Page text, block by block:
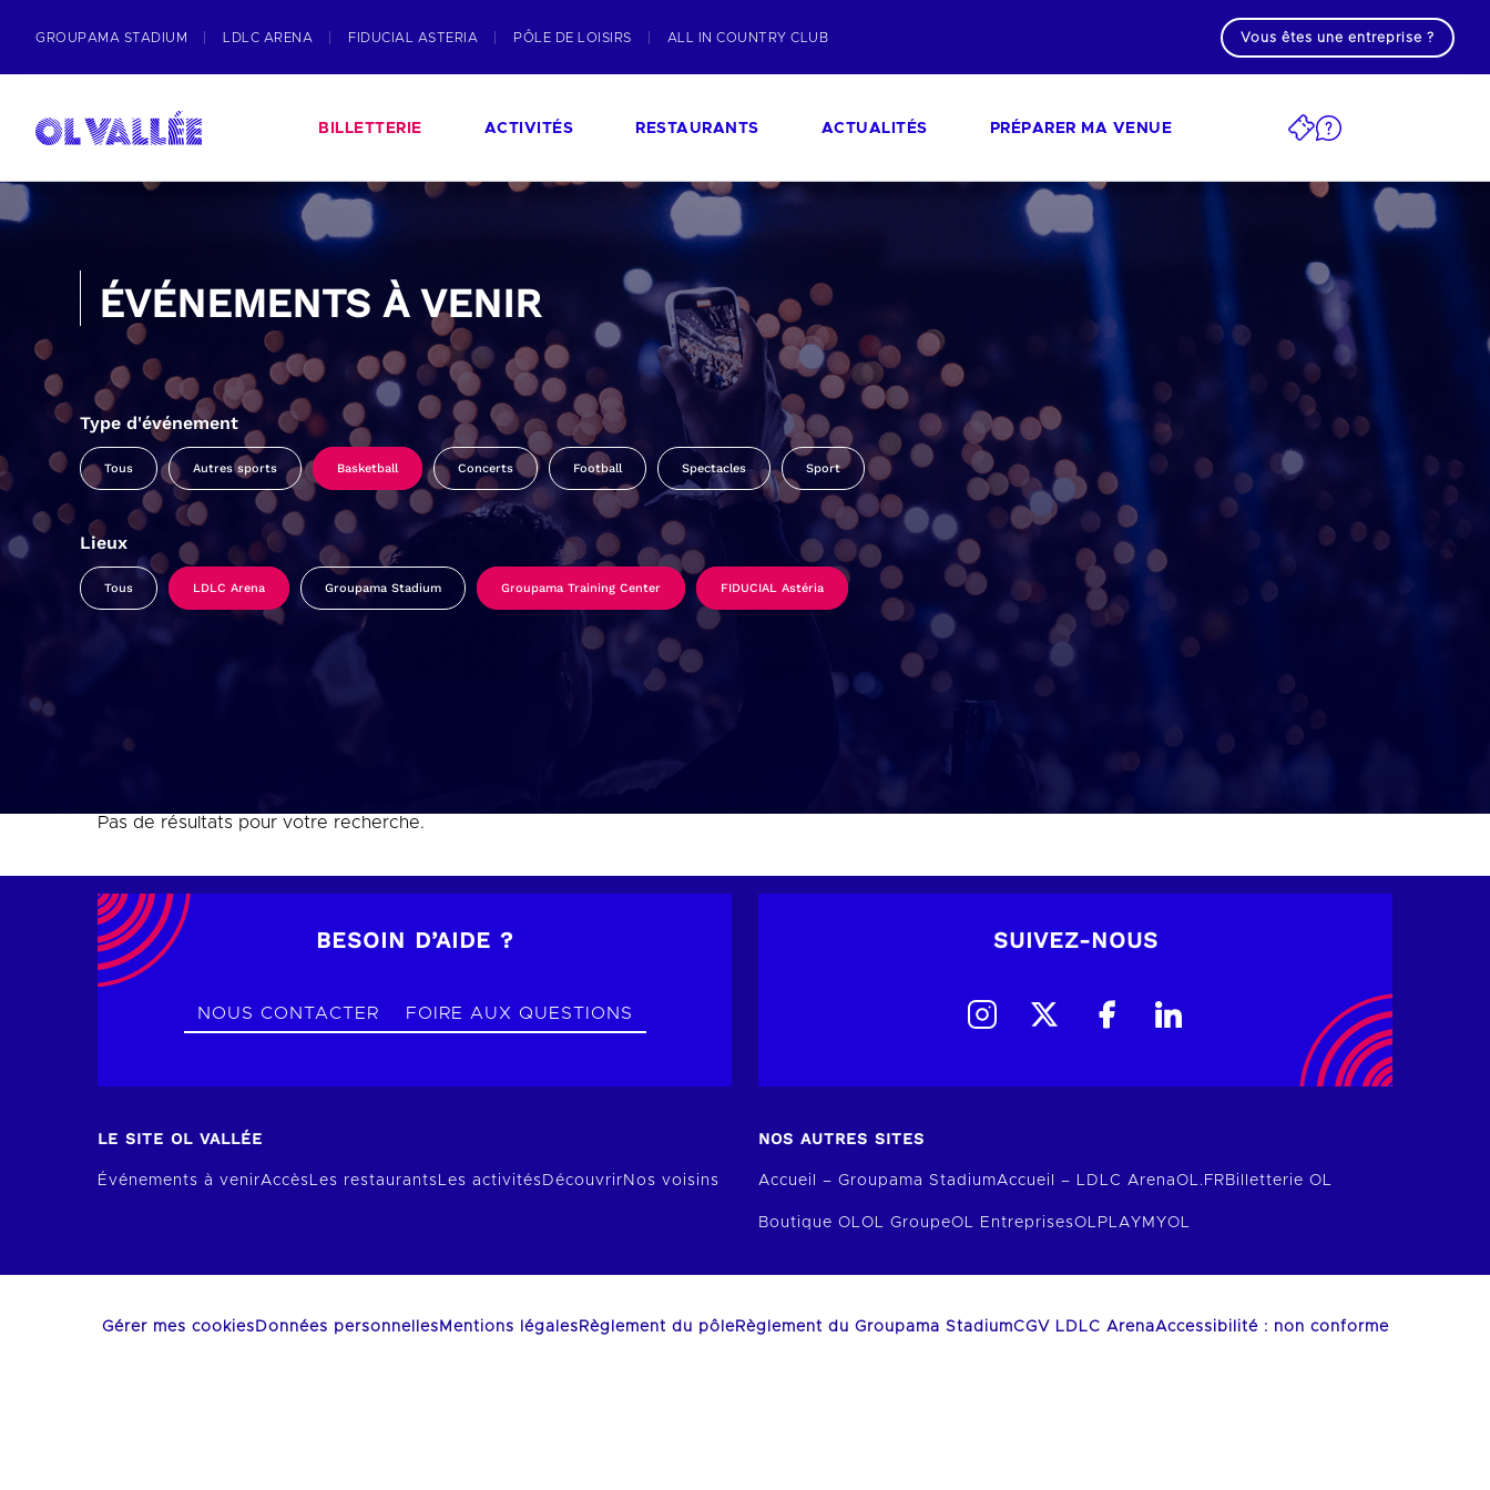
GROUPAMA STADIUM LDLC ARENA FIDUCIAL ASTERIA PÔLE DE LOISIRS ALL IN COUNTRY CLUB Vous êtes une entreprise ?
BILLETTERIE ACTIVITÉS RESTAURANTS ACTUALITÉS PRÉPARER MA VENUE
ÉVÉNEMENTS À VENIR
Type d'événement
Tous Autres sports Basketball Concerts Football Spectacles Sport
Lieux
Tous LDLC Arena Groupama Stadium Groupama Training Center FIDUCIAL Astéria
Pas de résultats pour votre recherche.
BESOIN D’AIDE ?
NOUS CONTACTER FOIRE AUX QUESTIONS
SUIVEZ-NOUS
LE SITE OL VALLÉE
Événements à venirAccèsLes restaurantsLes activités Découvrir Nos voisins
NOS AUTRES SITES
Accueil – Groupama StadiumAccueil – LDLC ArenaOL.FR Billetterie OL
Boutique OLOL GroupeOL EntreprisesOLPLAY MYOL
Gérer mes cookies Données personnelles Mentions légales Règlement du pôleRèglement du Groupama StadiumCGV LDLC ArenaAccessibilité : non conforme